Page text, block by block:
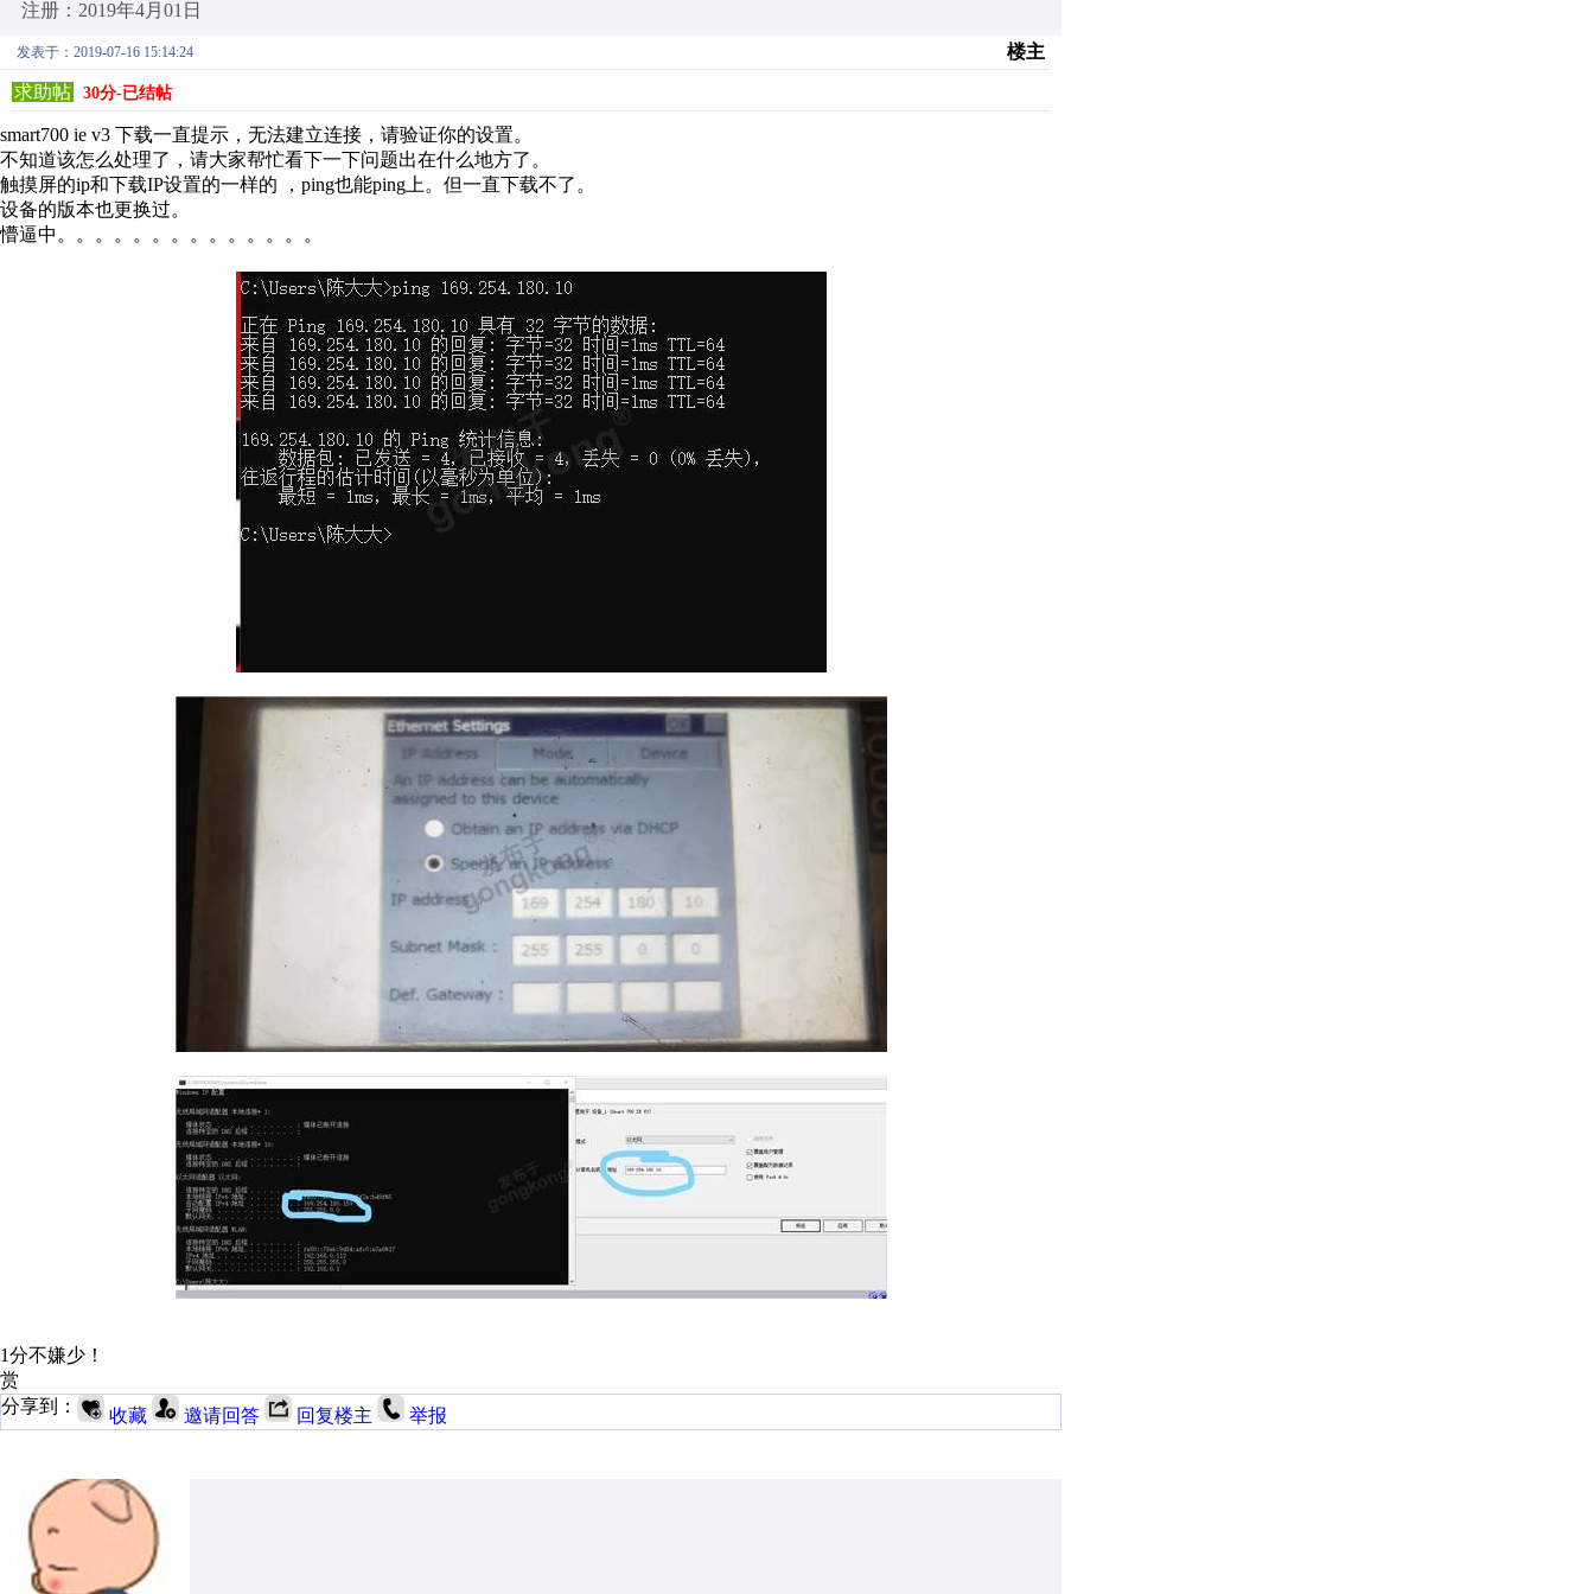
注册：2019年4月01日
发表于：2019-07-16 15:14:24
楼主
求助帖
30分-已结帖
smart700 ie v3 下载一直提示，无法建立连接，请验证你的设置。
不知道该怎么处理了，请大家帮忙看下一下问题出在什么地方了。
触摸屏的ip和下载IP设置的一样的 ，ping也能ping上。但一直下载不了。
设备的版本也更换过。
懵逼中。。。。。。。。。。。。。。
1分不嫌少！
赏
分享到：
收藏 邀请回答 回复楼主 举报